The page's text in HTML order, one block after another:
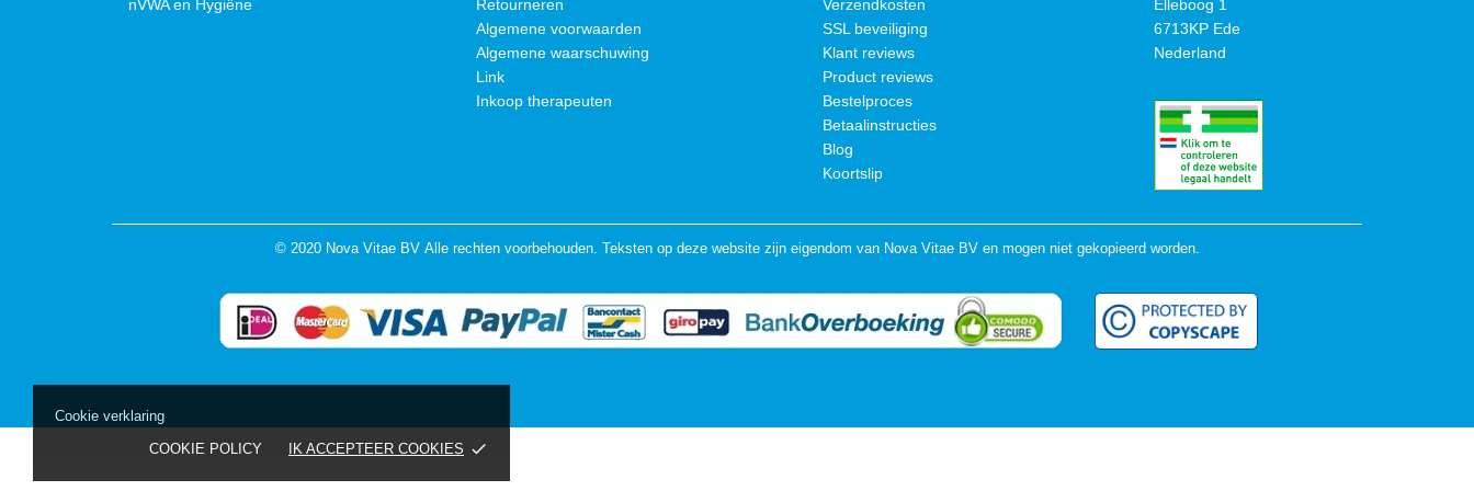
Cookie verklaring
COOKIE POLICY
IK ACCEPTEER COOKIES done
nVWA en Hygiëne
Retourneren
Algemene voorwaarden
Algemene waarschuwing
Link
Inkoop therapeuten
Verzendkosten
SSL beveiliging
Klant reviews
Product reviews
Bestelproces
Betaalinstructies
Blog
Koortslip
Elleboog 1
6713KP Ede
Nederland
© 2020 Nova Vitae BV Alle rechten voorbehouden. Teksten op deze website zijn eigendom van Nova Vitae BV en mogen niet gekopieerd worden.